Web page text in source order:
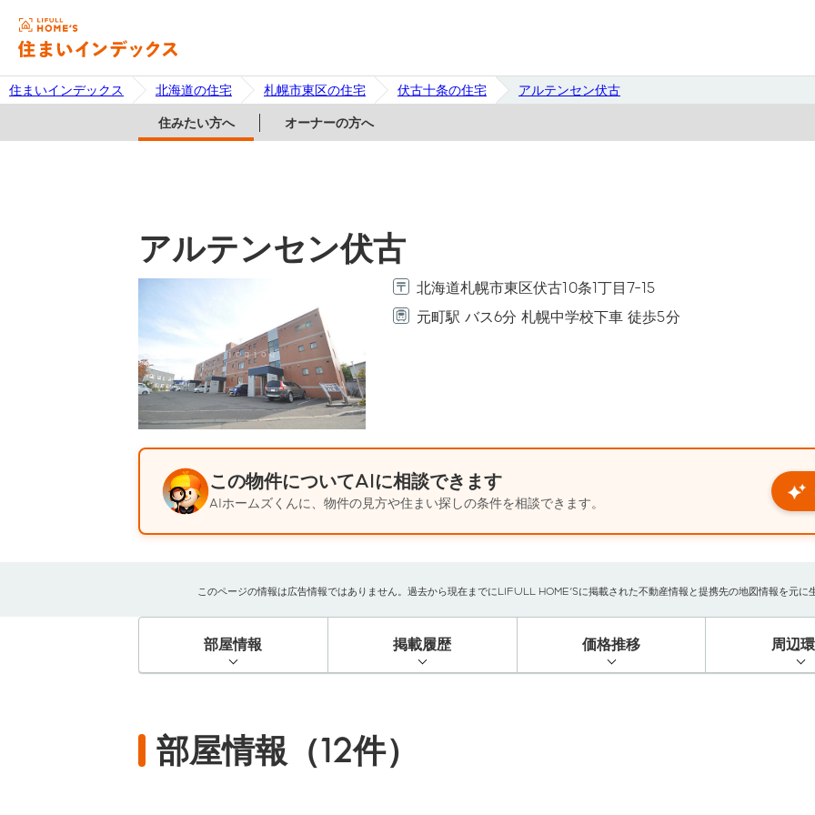
住まいインデックス 北海道の住宅 札幌市東区の住宅 伏古十条の住宅 アルテンセン伏古
住みたい方へ オーナーの方へ
アルテンセン伏古
北海道札幌市東区伏古10条1丁目7-15
元町駅 バス6分 札幌中学校下車 徒歩5分
この物件についてAIに相談できます
AIホームズくんに、物件の見方や住まい探しの条件を相談できます。
このページの情報は広告情報ではありません。過去から現在までにLIFULL HOME'Sに掲載された不動産情報と提携先の地図情報を元
部屋情報 掲載履歴 価格推移 周辺
部屋情報（12件）